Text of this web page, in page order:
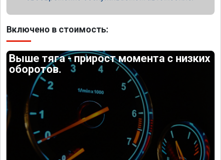
Включено в стоимость:
Выше тяга - прирост момента с низких
оборотов.